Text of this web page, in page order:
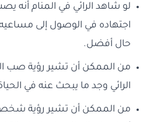
لو شاهد الرائي في المنام أنه
اجتهاده في الوصول إلى
حال أفضل.
من الممكن أن تشير رؤية صب
الرائي وجد ما يبحث عنه في
من الممكن أن تشير رؤية